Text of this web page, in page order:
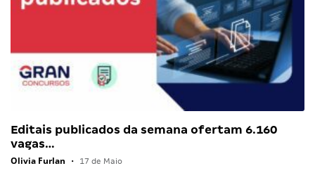
Editais publicados da semana ofertam 6.160
vagas…
Olivia Furlan • 17 de Maio